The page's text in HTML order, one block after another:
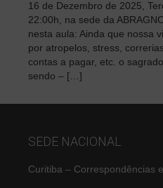
16 de Dezembro de 2025,
22:00h, na sede da
nesta aula: Ainda que nossa
por atropelos, stress,
contas a pagar, etc. o
sendo – […]
SEDE NACIONAL
Curitiba – Correspondências